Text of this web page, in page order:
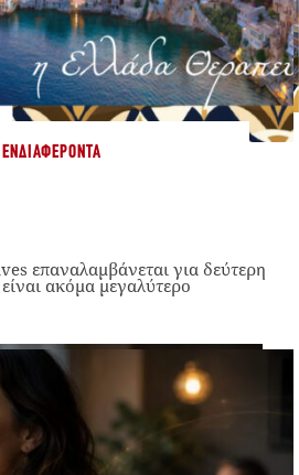
ΕΝΔΙΑΦΈΡΟΝΤΑ
επαναλαμβάνεται για δεύτερη
ακόμα μεγαλύτερο